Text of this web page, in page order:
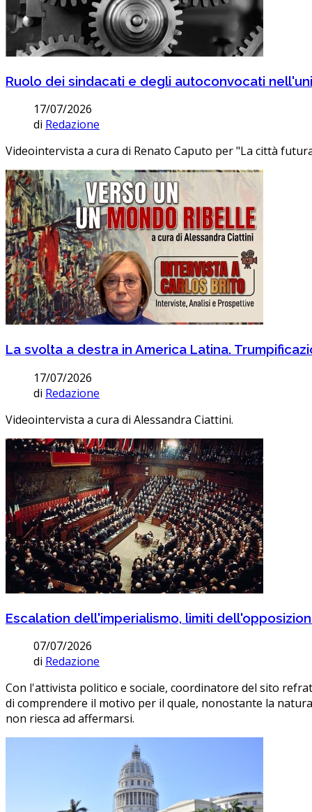
Ruolo dei sindacati e degli autoconvocati
17/07/2026
di Redazione
Videointervista a cura di Renato Caputo per "La città
La svolta a destra in America Latina.
17/07/2026
di Redazione
Videointervista a cura di Alessandra Ciattini.
Escalation dell'imperialismo, limiti
07/07/2026
di Redazione
Con l'attivista politico e sociale, coordinatore del sito
di comprendere il motivo per il quale, nonostante la
non riesca ad affermarsi.